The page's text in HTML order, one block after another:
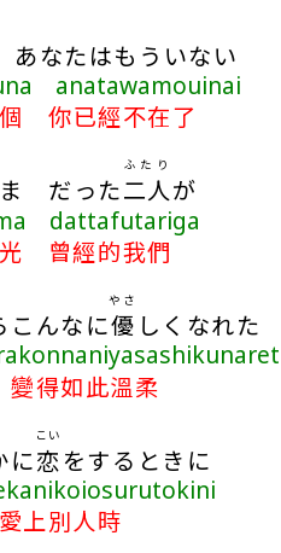
なたはもういない
anatawamouinai
你已經不在了
ま だった二人
ふたり
が
dattafutariga
曾經的我們
こんなに優
やさ
しくなれた
得如此溫柔
に恋
こい
をするときに
上別人時